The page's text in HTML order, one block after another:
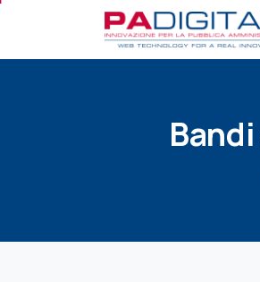
Bandi